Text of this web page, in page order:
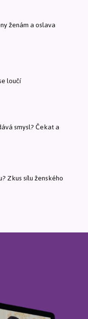
ženám a oslava
loučí
smysl? Čekat a
Zkus sílu ženského